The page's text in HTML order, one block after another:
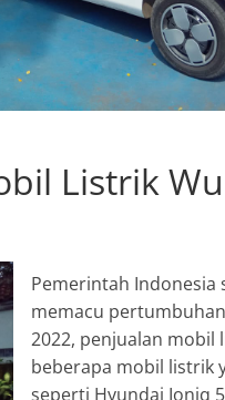
Listrik
Pemerintah Indonesia
memacu
2022, penjualan mobil
beberapa mobil listrik
seperti Hyundai Ioniq